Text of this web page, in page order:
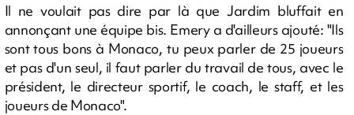
Il ne voulait pas dire par là que Jardim bluffait en
annonçant une équipe bis. Emery a d'ailleurs ajouté: "Ils
sont tous bons à Monaco, tu peux parler de 25 joueurs
et pas d'un seul, il faut parler du travail de tous, avec le
président, le directeur sportif, le coach, le staff, et les
joueurs de Monaco".